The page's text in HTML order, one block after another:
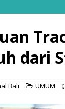
dari
Bali UMUM